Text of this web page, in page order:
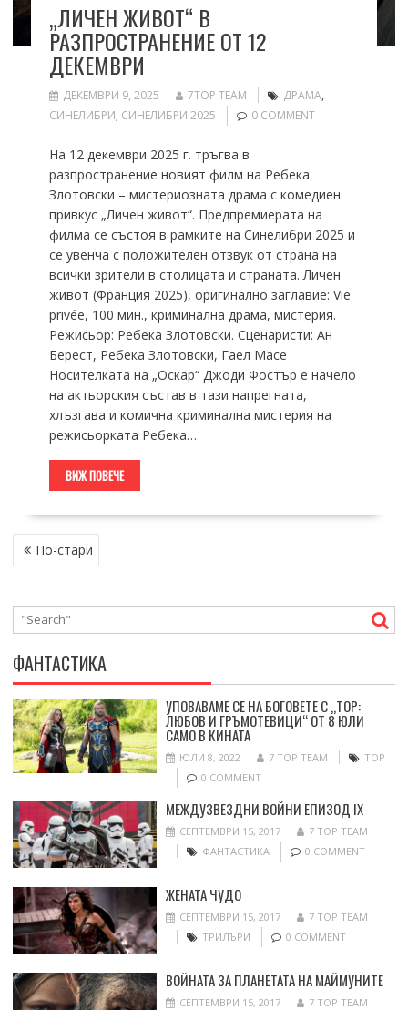
„ЛИЧЕН ЖИВОТ“ В
РАЗПРОСТРАНЕНИЕ ОТ 12
ДЕКЕМВРИ
ДЕКЕМВРИ 9, 2025 7TOP TEAM ДРАМА,
СИНЕЛИБРИ, СИНЕЛИБРИ 2025 0 COMMENT
На 12 декември 2025 г. тръгва в
разпространение новият филм на Ребека
Злотовски – мистериозната драма с комедиен
привкус „Личен живот“. Предпремиерата на
филма се състоя в рамките на Синелибри 2025 и
се увенча с положителен отзвук от страна на
всички зрители в столицата и страната. Личен
живот (Франция 2025), оригинално заглавие: Vie
privée, 100 мин., криминална драма, мистерия.
Режисьор: Ребека Злотовски. Сценаристи: Ан
Берест, Ребека Злотовски, Гаел Масе
Носителката на „Оскар“ Джоди Фостър е начело
на актьорския състав в тази напрегната,
хлъзгава и комична криминална мистерия на
режисьорката Ребека…
ВИЖ ПОВЕЧЕ
НАВИГАЦИЯ
По-стари
ФАНТАСТИКА
УПОВАВАМЕ СЕ НА БОГОВЕТЕ С „ТОР:
ЛЮБОВ И ГРЪМОТЕВИЦИ“ ОТ 8 ЮЛИ
САМО В КИНАТА
ЮЛИ 8, 2022 7 TOP TEAM
ТОР
0 COMMENT
МЕЖДУЗВЕЗДНИ ВОЙНИ ЕПИЗОД IX
СЕПТЕМВРИ 15, 2017
7 TOP TEAM
ФАНТАСТИКА
0 COMMENT
ЖЕНАТА ЧУДО
СЕПТЕМВРИ 15, 2017
7 TOP TEAM
ТРИЛЪРИ
0 COMMENT
ВОЙНАТА ЗА ПЛАНЕТАТА НА МАЙМУНИТЕ
СЕПТЕМВРИ 15, 2017
7 TOP TEAM